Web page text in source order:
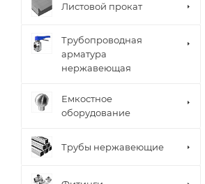
Листовой прокат
Трубопроводная
арматура
нержавеющая
Емкостное
оборудование
Трубы нержавеющие